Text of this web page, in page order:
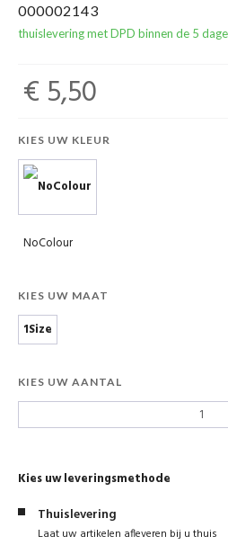
000002143
thuislevering met DPD binnen de 5
€ 5,50
KIES UW KLEUR
NoColour
KIES UW MAAT
1Size
KIES UW AANTAL
Kies uw leveringsmethode
Thuislevering
Laat uw artikelen afleveren bij u thuis